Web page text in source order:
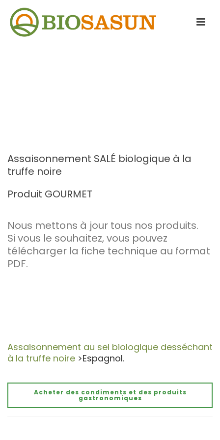
Assaisonnement SALÉ biologique à la
truffe noire
Produit GOURMET
Nous mettons à jour tous nos produits.
Si vous le souhaitez, vous pouvez
télécharger la fiche technique au format
PDF.
Assaisonnement au sel biologique desséchant
à la truffe noire >Espagnol.
Acheter des condiments et des produits
gastronomiques